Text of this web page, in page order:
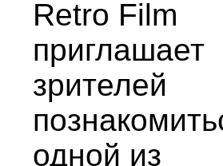
Retro Film
приглашает
зрителей
одной из